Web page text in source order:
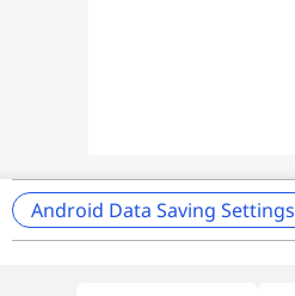
Android Data Saving Settings